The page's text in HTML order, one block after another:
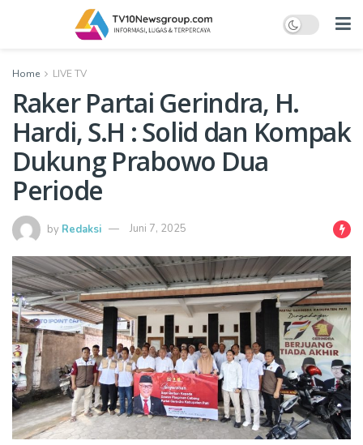
Home LIVE TV
Raker Partai Gerindra, H.
Hardi, S.H : Solid dan Kompak
Dukung Prabowo Dua
Periode
by Redaksi Juni 7, 2025